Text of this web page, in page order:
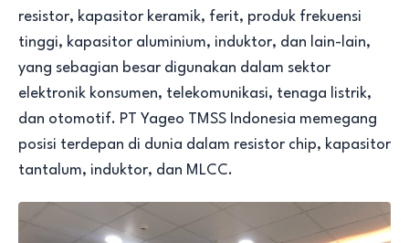
resistor, kapasitor keramik, ferit, produk frekuensi
tinggi, kapasitor aluminium, induktor, dan lain-lain,
yang sebagian besar digunakan dalam sektor
elektronik konsumen, telekomunikasi, tenaga listrik,
dan otomotif. PT Yageo TMSS Indonesia memegang
posisi terdepan di dunia dalam resistor chip, kapasitor
tantalum, induktor, dan MLCC.